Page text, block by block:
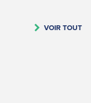
VOIR TOUT